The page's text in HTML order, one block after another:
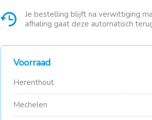
Je bestelling blijft na verwittiging
afhaling gaat deze automatisch
Voorraad
Herenthout
Mechelen